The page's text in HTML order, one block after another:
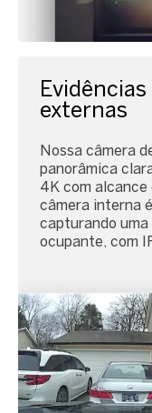
externas
Nossa câmera
panorâmica
4K com
câmera interna
capturando uma
ocupante, com